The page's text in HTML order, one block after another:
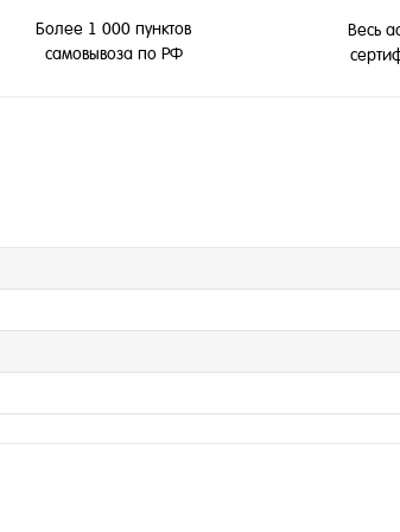
Более 1 000 пунктов
самовывоза по РФ
Весь